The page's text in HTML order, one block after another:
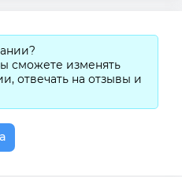
сможете изменять
отвечать на отзывы и